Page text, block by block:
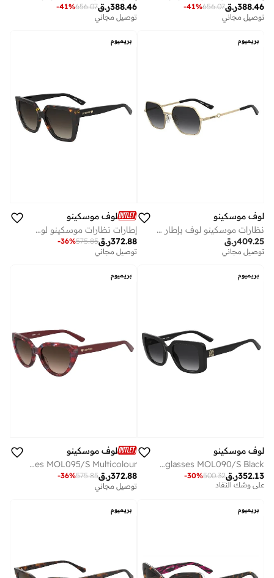
ر.ق388.46
656.07
-41%
توصيل مجاني
ر.ق388.46
656.07
-41%
توصيل مجاني
بريميوم
لوف موسكينو
نظارات موسكينو لوف بإطار هندسي مربع
ر.ق409.25
توصيل مجاني
بريميوم
لوف موسكينو
إطارات نظارات موسكينو لوف مستطيلة
ر.ق372.88
575.85
-36%
توصيل مجاني
بريميوم
لوف موسكينو
MOSCHINO LOVE Sunglasses MOL090/S Black
ر.ق352.13
500.32
-30%
توصيل مجاني
على وشك النفاد
توصيل مجاني
بريميوم
لوف موسكينو
MOSCHINO LOVE Sunglasses MOL095/S Multicolour
ر.ق372.88
575.85
-36%
توصيل مجاني
بريميوم بريميوم